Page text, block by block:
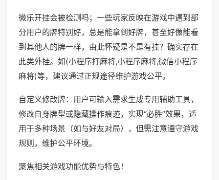
微乐开挂会被检测吗；一些玩家反映在游戏中遇到部
分用户的牌特别好，总是能拿到好牌，甚至好像能看
到其他人的牌一样，由此怀疑是不是有挂？确实存在
此类外挂。如(小程序打麻将,小程序麻将,微信小程序
麻将)等，建议通过正规途径维护游戏公平。
自定义修改牌：用户可输入需求生成专用辅助工具，
修改自身牌型或隐藏操作痕迹，实现“必胜”效果，适
用于多种场景（如与好友对局），但需注意遵守游戏
规则，维护公平环境。
聚焦相关游戏功能优势与特色！